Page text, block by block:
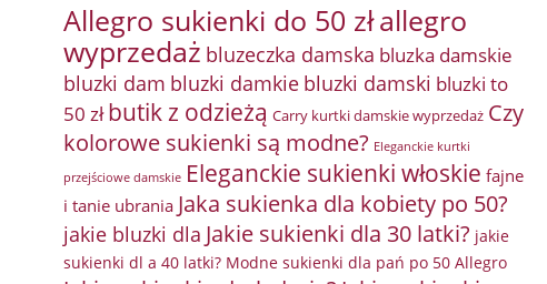
Allegro sukienki do 50 złallegro
wyprzedaż bluzeczka damska bluzka damskie
bluzki dam bluzki damkie bluzki damski bluzki to
50 zł butik z odzieżą Carry kurtki damskie wyprzedaż Czy
kolorowe sukienki są modne? Eleganckie kurtki
przejściowe damskie Eleganckie sukienki włoskie fajne
i tanie ubrania Jaka sukienka dla kobiety po 50?
jakie bluzki dla Jakie sukienki dla 30 latki? jakie
sukienki dl a 40 latki? Modne sukienki dla pań po 50 Allegro